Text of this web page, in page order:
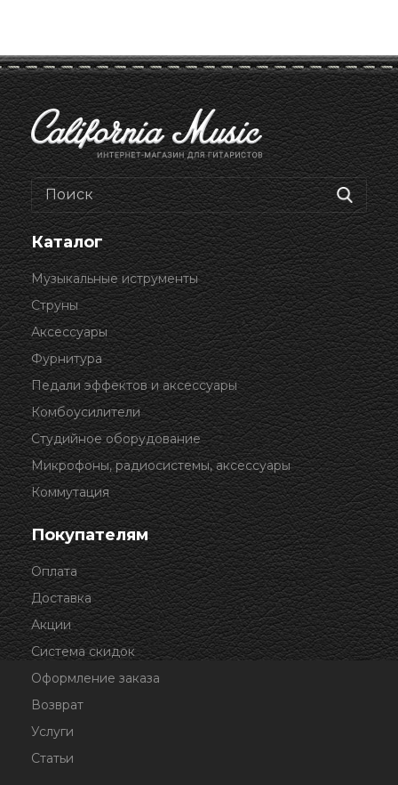
Каталог
Музыкальные иструменты
Струны
Аксессуары
Фурнитура
Педали эффектов и аксессуары
Комбоусилители
Студийное оборудование
Микрофоны, радиосистемы, аксессуары
Коммутация
Покупателям
Оплата
Доставка
Акции
Система скидок
Оформление заказа
Возврат
Услуги
Статьи